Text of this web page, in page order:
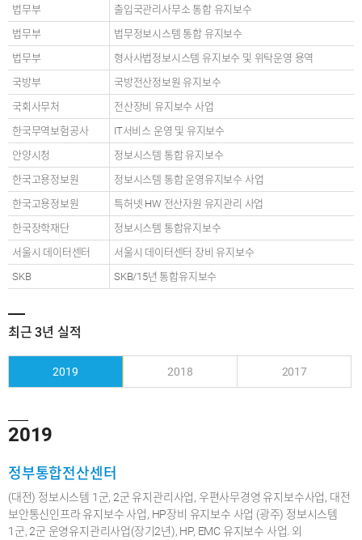
법무부
출입국관리사무소 통합 유지보수
법무부
법무정보시스템 통합 유지보수
법무부
형사사법정보시스템 유지보수 및 위탁운영 용역
국방부
국방전산정보원 유지보수
국회사무처
전산장비 유지보수 사업
한국무역보험공사
IT서비스 운영 및 유지보수
안양시청
정보시스템 통합 유지보수
한국고용정보원
정보시스템 통합 운영유지보수 사업
한국고용정보원
특허넷 HW 전산자원 유지관리 사업
한국장학재단
정보시스템 통합유지보수
서울시 데이터센터
서울시 데이터센터 장비 유지보수
SKB
SKB/15년 통합유지보수
최근 3년 실적
2019 2018 2017
2019
정부통합전산센터
(대전) 정보시스템 1군, 2군 유지관리사업, 우편사무경영 유지보수사업, 대전
보안통신인프라 유지보수 사업, HP장비 유지보수 사업 (광주) 정보시스템
1군, 2군 운영유지관리사업(장기2년), HP, EMC 유지보수 사업. 외